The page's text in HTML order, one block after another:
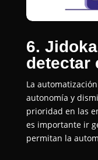
6.
detectar
La
autonomía y
prioridad en las
es importante ir
permitan la